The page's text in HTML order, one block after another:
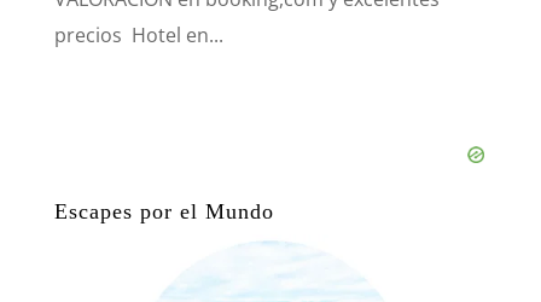
precios Hotel en...
Escapes por el Mundo